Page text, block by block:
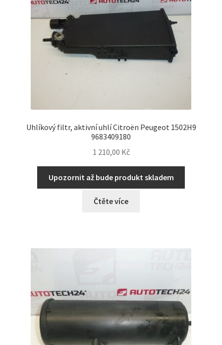
Uhlíkový filtr, aktivní uhlí Citroën Peugeot 1502H9
9683409180
1 210,00 Kč
Upozornit až bude produkt skladem
Čtěte více